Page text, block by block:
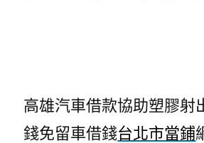
高雄汽車借款協助塑膠射
錢免留車借錢台北市當鋪